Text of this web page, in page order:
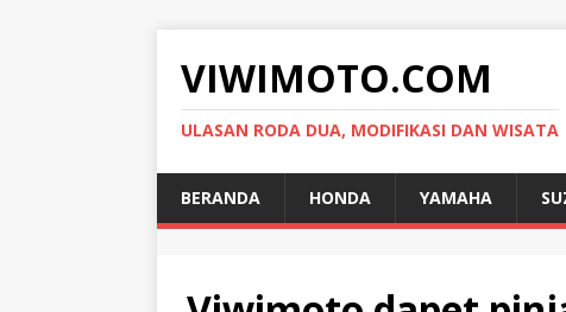
VIWIMOTO.COM
ULASAN RODA DUA, MODIFIKASI DAN WISATA
BERANDA HONDA YAMAHA